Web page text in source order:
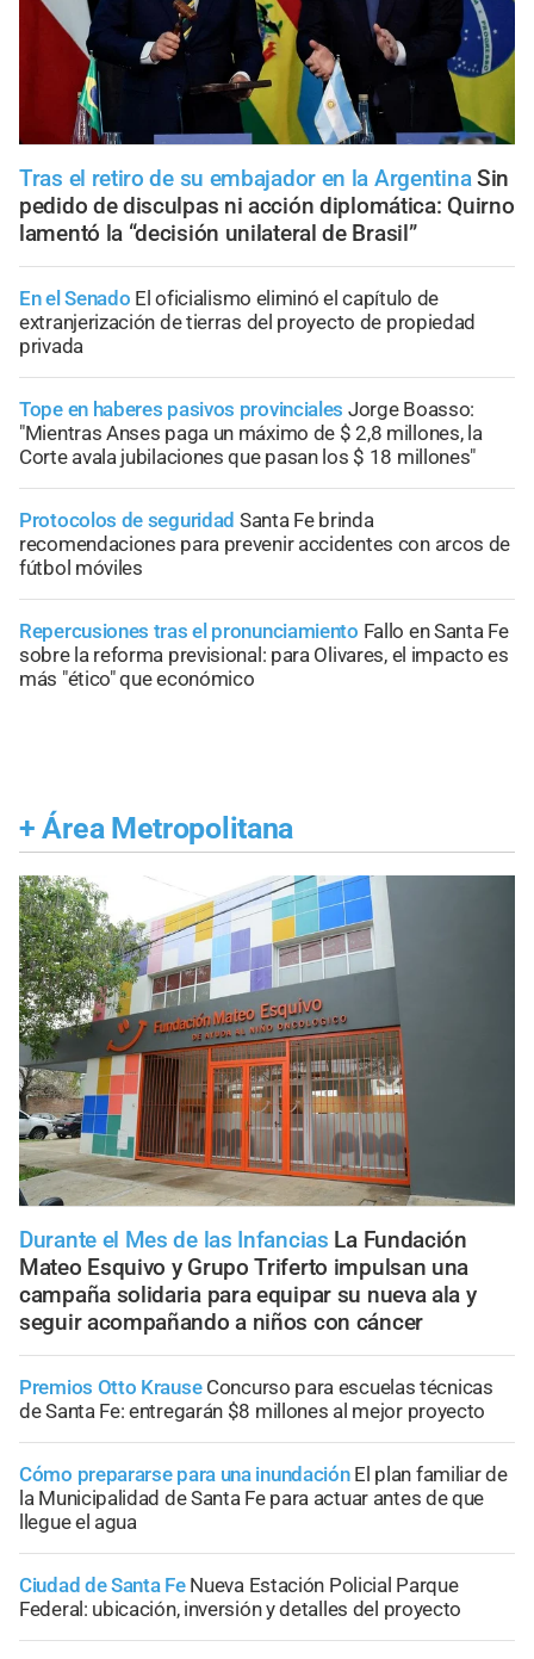
Tras el retiro de su embajador en la Argentina Sin
pedido de disculpas ni acción diplomática: Quirno
lamentó la “decisión unilateral de Brasil”
En el Senado El oficialismo eliminó el capítulo de
extranjerización de tierras del proyecto de propiedad
privada
Tope en haberes pasivos provinciales Jorge Boasso:
"Mientras Anses paga un máximo de $ 2,8 millones, la
Corte avala jubilaciones que pasan los $ 18 millones"
Protocolos de seguridad Santa Fe brinda
recomendaciones para prevenir accidentes con arcos de
fútbol móviles
Repercusiones tras el pronunciamiento Fallo en Santa Fe
sobre la reforma previsional: para Olivares, el impacto es
más "ético" que económico
+ Área Metropolitana
Durante el Mes de las Infancias La Fundación
Mateo Esquivo y Grupo Triferto impulsan una
campaña solidaria para equipar su nueva ala y
seguir acompañando a niños con cáncer
Premios Otto Krause Concurso para escuelas técnicas
de Santa Fe: entregarán $8 millones al mejor proyecto
Cómo prepararse para una inundación El plan familiar de
la Municipalidad de Santa Fe para actuar antes de que
llegue el agua
Ciudad de Santa Fe Nueva Estación Policial Parque
Federal: ubicación, inversión y detalles del proyecto